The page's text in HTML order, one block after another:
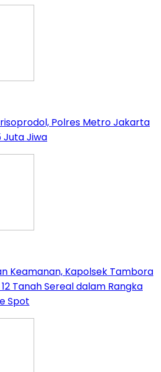
Polres Metro Jakarta
Juta Jiwa
Keamanan, Kapolsek Tambora
Tanah Sereal dalam Rangka
Spot